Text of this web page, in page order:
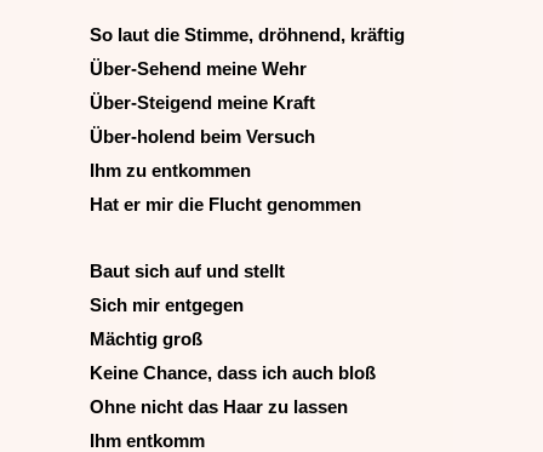
So laut die Stimme, dröhnend, kräftig
Über-Sehend meine Wehr
Über-Steigend meine Kraft
Über-holend beim Versuch
Ihm zu entkommen
Hat er mir die Flucht genommen
Baut sich auf und stellt
Sich mir entgegen
Mächtig groß
Keine Chance, dass ich auch bloß
Ohne nicht das Haar zu lassen
Ihm entkomm